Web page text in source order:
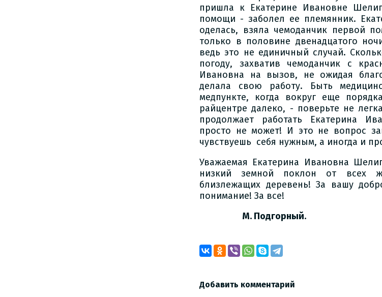
пришла к Екатерине Ивановне
помощи - заболел ее племянник.
оделась, взяла чемоданчик первой
только в половине двенадцатого
ведь это не единичный случай.
погоду, захватив чемоданчик с
Ивановна на вызов, не ожидая
делала свою работу. Быть
медпункте, когда вокруг еще
райцентре далеко, - поверьте не
продолжает работать Екатерина
просто не может! И это не вопрос
чувствуешь себя нужным, а иногда и
Уважаемая Екатерина Ивановна
низкий земной поклон от всех
близлежащих деревень! За вашу
понимание! За все!
М. Подгорный.
Добавить комментарий